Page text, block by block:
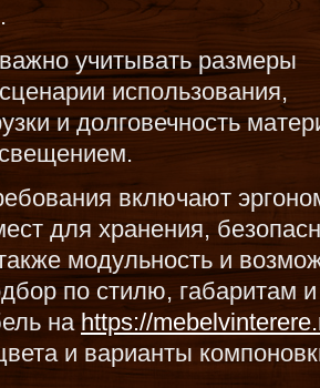
учитывать размеры
использования,
и долговечность
включают
для хранения,
модульность и
по стилю, габаритам
на https://
и варианты